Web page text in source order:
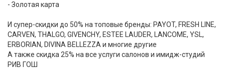
- Золотая карта
И супер-скидки до 50% на топовые бренды: PAYOT, FRESH LINE,
CARVEN, THALGO, GIVENCHY, ESTEE LAUDER, LANCOME, YSL,
ERBORIAN, DIVINA BELLEZZA и многие другие
А также скидка 25% на все услуги салонов и имидж-студий
РИВ ГОШ